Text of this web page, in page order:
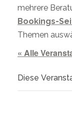
mehrere
Bookings-
Themen
« Alle
Diese